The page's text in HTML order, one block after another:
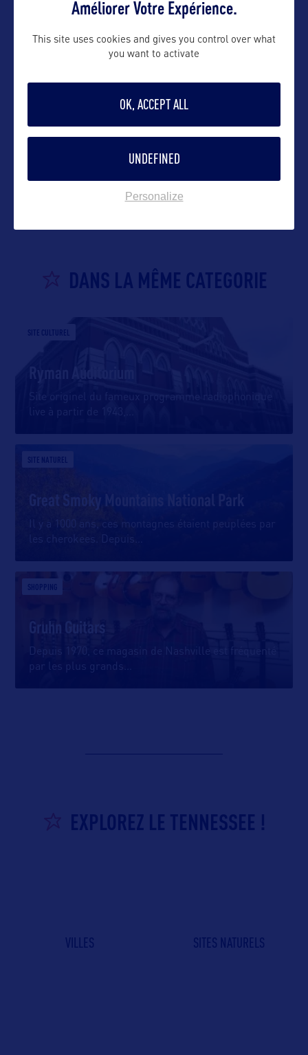
DANS LA MÊME CATEGORIE
SITE CULTUREL
SITE NATUREL
Great Smoky Mountains National Park
Il y a 1000 ans, ces montagnes étaient peuplées par
les cherokees. Depuis
SHOPPING
Gruhn Guitars
Depuis 1970, ce magasin de Nashville est fréquenté
par les plus grands
EXPLOREZ LE TENNESSEE !
VILLES SITES NATURELS
Améliorer Votre Expérience.
This site uses cookies and gives you control over what
you want to activate
OK, ACCEPT ALL
UNDEFINED
Personalize